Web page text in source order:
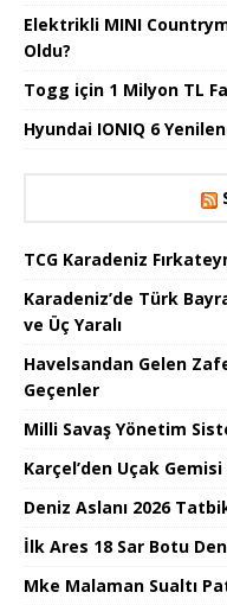
Elektrikli MINI
Oldu?
Togg için 1 Milyon TL
Hyundai IONIQ 6
TCG Karadeniz
Karadeniz’de Türk
ve Üç Yaralı
Havelsandan Gelen
Geçenler
Milli Savaş Yönetim
Karçel’den Uçak
Deniz Aslanı 2026
İlk Ares 18 Sar Botu
Mke Malaman Sualtı